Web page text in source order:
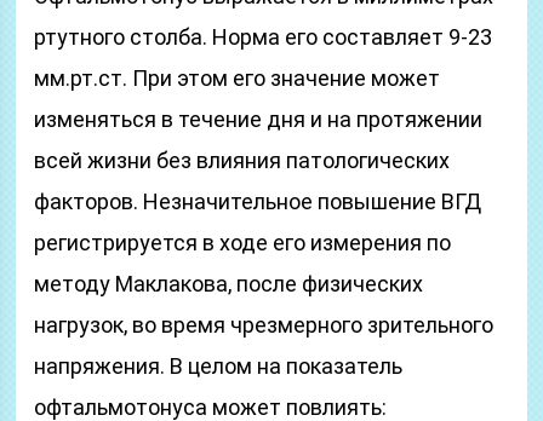
ртутного столба. Норма его составляет 9-23
мм.рт.ст. При этом его значение может
изменяться в течение дня и на протяжении
всей жизни без влияния патологических
факторов. Незначительное повышение ВГД
регистрируется в ходе его измерения по
методу Маклакова, после физических
нагрузок, во время чрезмерного зрительного
напряжения. В целом на показатель
офтальмотонуса может повлиять: